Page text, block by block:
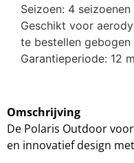
Seizoen: 4 seizoenen
Geschikt voor
te bestellen
Garantieperiode: 12
Omschrijving
De Polaris Outdoor
en innovatief design